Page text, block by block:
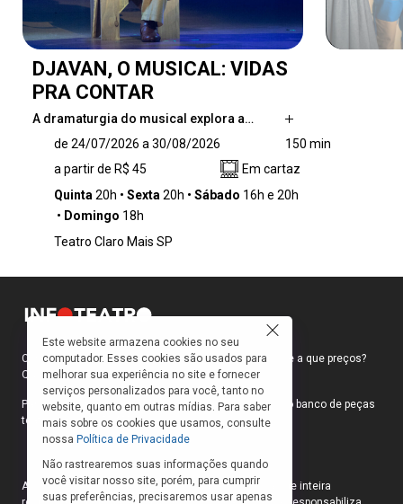
DJAVAN, O MUSICAL: VIDAS
PRA CONTAR
A dramaturgia do musical explora a…
estilos presentes na obra do artista – que
passeia pelo jazz, samba, ritmos afro-
brasileiros e pop –, além de destacar a força
de suas letras, que falam de amor, amizade,
emocional, presente em suas canções, será
para o público.
de 24/07/2026 a 30/08/2026
150 min
a partir de R$ 45
Em cartaz
Quinta 20h Sexta 20h Sábado 16h e 20h
Domingo 18h
Teatro Claro Mais SP
Como faço para ir ao teatro? Onde compro ingressos e a que preços?
Quais peças estão em cartaz?
Para responder a essas e outras perguntas, criamos o banco de peças
teatrais do INFOTEATRO.
As informações das peças cadastradas no site são de inteira
Este website armazena cookies no seu
computador. Esses cookies são usados para
melhorar sua experiência no site e fornecer
serviços personalizados para você, tanto no
website, quanto em outras mídias. Para saber
mais sobre os cookies que usamos, consulte
nossa Política de Privacidade
Não rastrearemos suas informações quando
você visitar nosso site, porém, para cumprir
suas preferências, precisaremos usar apenas